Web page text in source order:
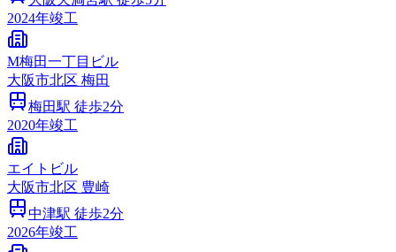
2024年竣工
M梅田一丁目ビル
大阪市北区 梅田
梅田駅 徒歩2分
2020年竣工
エイトビル
大阪市北区 豊崎
中津駅 徒歩2分
2026年竣工